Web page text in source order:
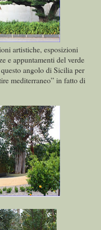
artistiche, esposizioni
e appuntamenti del verde
angolo di Sicilia per
mediterraneo” in fatto di